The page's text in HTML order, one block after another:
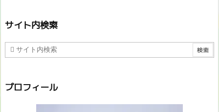
サイト内検索
プロフィール